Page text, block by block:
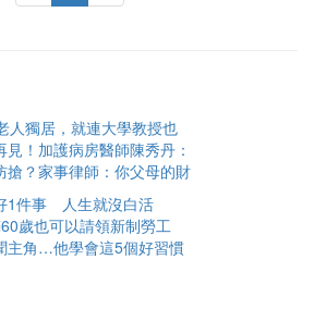
人獨居，就連大學教授也
！加護病房醫師陳秀丹：
搶？家事律師：你父母的財
1件事 人生就沒白活
歲也可以請領新制勞工
主角…他學會這5個好習慣